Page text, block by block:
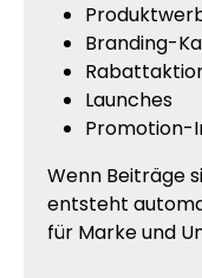
Branding-
Launches
Promotion-
Wenn Beiträge
entsteht
für Marke und